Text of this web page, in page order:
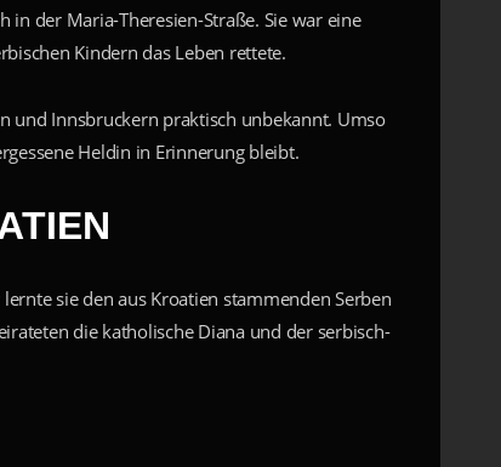
der Maria-Theresien-Straße. Sie war eine
Kindern das Leben rettete.
und Innsbruckern praktisch unbekannt. Umso
Heldin in Erinnerung bleibt.
sie den aus Kroatien stammenden Serben
die katholische Diana und der serbisch-